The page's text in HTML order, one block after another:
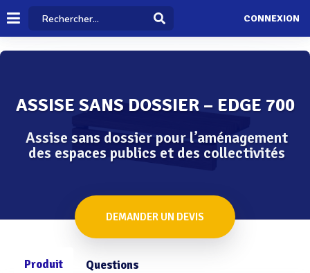
CONNEXION
ASSISE SANS DOSSIER – EDGE 700
Assise sans dossier pour l’aménagement
des espaces publics et des collectivités
DEMANDER UN DEVIS
Produit Questions